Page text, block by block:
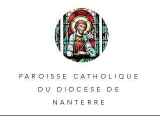
PAROISSE CATHOLIQUE
DU DIOCESE DE
NANTERRE